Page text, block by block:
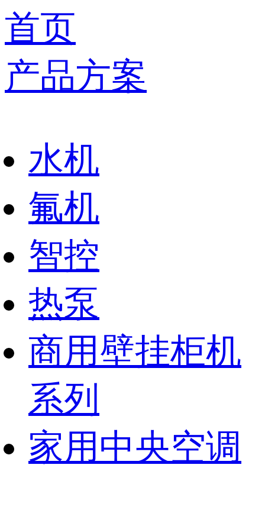
首页
产品方案
水机
氟机
智控
热泵
商用壁挂柜机
系列
家用中央空调